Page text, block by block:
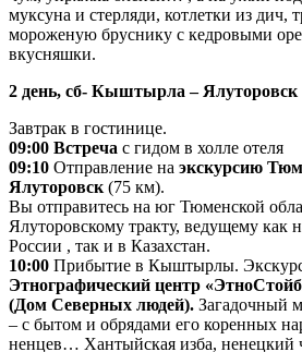
муксуна и стерляди, котлетки из дич,
мороженую бруснику с кедровыми
вкусняшки.
2 день, сб- Кыштырла – Ялуторовск
Завтрак в гостинице.
09:00 Встреча с гидом в холле отеля
09:10 Отправление на экскурсию
Ялуторовск (75 км).
Вы отправитесь на юг Тюменской
Ялуторовскому тракту, ведущему как
России , так и в Казахстан.
10:00 Прибытие в Кыштырлы.
Этнографический центр
(Дом Северных людей). Загадочный
– с бытом и обрядами его коренных
ненцев… Хантыйская изба, ненецкий